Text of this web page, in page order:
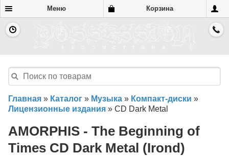
Меню Корзина
Главная » Каталог » Музыка » Компакт-диски »
Лицензионные издания » CD Dark Metal
AMORPHIS - The Beginning of
Times CD Dark Metal (Irond)